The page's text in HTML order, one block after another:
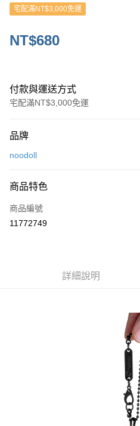
宅配滿NT$3,000免運
NT$680
付款與運送方式
宅配滿NT$3,000免運
信用卡一次付款
運送方式
付款後全家取貨
品牌
noodoll
商品特色
商品編號
11772749
詳細說明